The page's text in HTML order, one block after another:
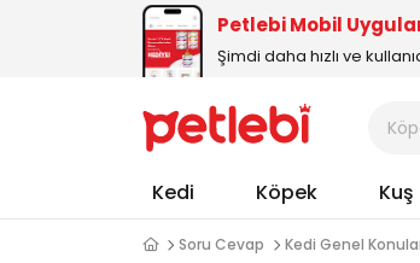
Petlebi Mobil
Şimdi daha hızlı ve
Kedi Köpek Kuş
Soru Cevap Kedi Genel